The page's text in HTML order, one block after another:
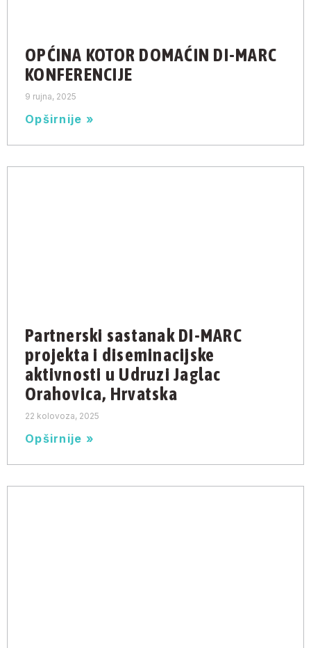
OPĆINA KOTOR DOMAĆIN DI-MARC
KONFERENCIJE
9 rujna, 2025
Opširnije »
Partnerski sastanak DI-MARC
projekta i diseminacijske
aktivnosti u Udruzi Jaglac
Orahovica, Hrvatska
22 kolovoza, 2025
Opširnije »